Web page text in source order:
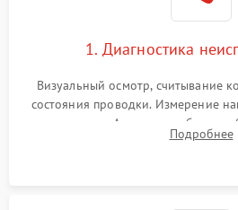
1. Диагностика
Визуальный осмотр, считывание
состояния проводки. Измерение
колодке. Анализ жалоб на
конвекцией, панелью управления
Подробнее